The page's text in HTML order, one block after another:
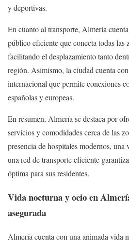
y deportivas.
En cuanto al transporte, Almería
público eficiente que conecta todas las
facilitando el desplazamiento tanto
región. Asimismo, la ciudad cuenta
internacional que permite conexiones
españolas y europeas.
En resumen, Almería se destaca por
servicios y comodidades cerca de las
presencia de hospitales modernos,
una red de transporte eficiente
óptima para sus residentes.
Vida nocturna y ocio en
asegurada
Almería cuenta con una animada vida